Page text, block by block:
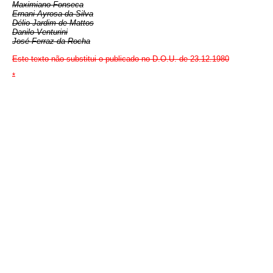
Maximiano Fonseca
Ernani Ayrosa da Silva
Délio Jardim de Mattos
Danilo Venturini
José Ferraz da Rocha
Este texto não substitui o publicado no D.O.U. de 23.12.1980
*